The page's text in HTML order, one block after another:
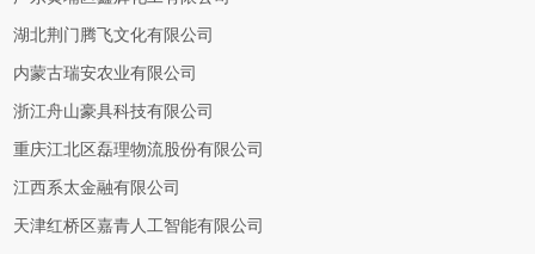
湖北荆门腾飞文化有限公司
内蒙古瑞安农业有限公司
浙江舟山豪具科技有限公司
重庆江北区磊理物流股份有限公司
江西系太金融有限公司
天津红桥区嘉青人工智能有限公司